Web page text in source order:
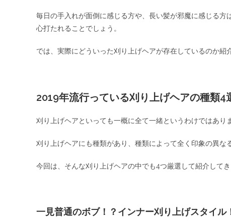
毎日の手入れが面倒に感じる方や、長い髪が邪魔に感じる
心打たれることでしょう。
では、実際にどういった刈り上げヘアが存在しているのか紹
2019年流行っている刈り上げヘアの種類4
刈り上げヘアといっても一概に全て一緒というわけではあり
刈り上げヘアにも種類があり、種類によって全く印象の異な
今回は、そんな刈り上げヘアの中でも4つ厳選して紹介してき
一見普通のボブ！？インナー刈り上げスタイル